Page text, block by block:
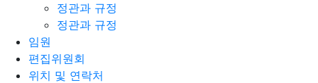
정관과 규정
정관과 규정
임원
편집위원회
위치 및 연락처